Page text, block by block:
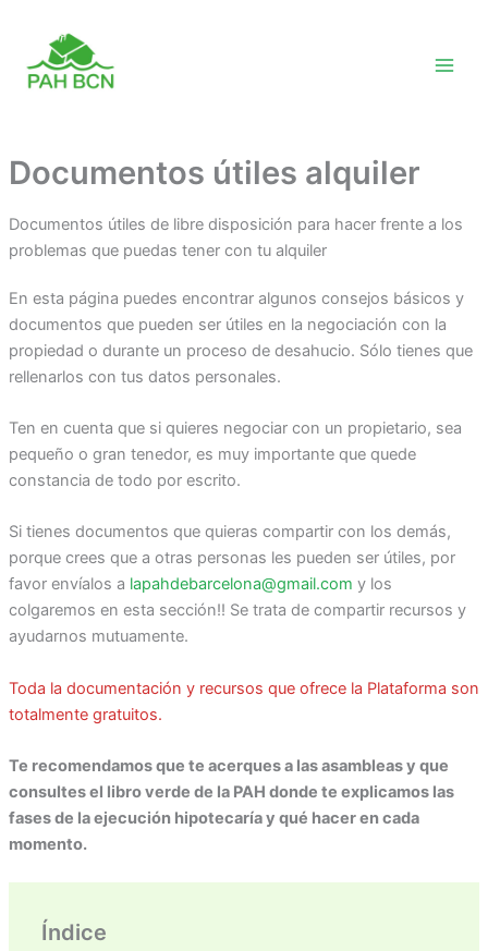
content
Documentos útiles alquiler
Documentos útiles de libre disposición para hacer frente a los
problemas que puedas tener con tu alquiler
En esta página puedes encontrar algunos consejos básicos y
documentos que pueden ser útiles en la negociación con la
propiedad o durante un proceso de desahucio. Sólo tienes que
rellenarlos con tus datos personales.
Ten en cuenta que si quieres negociar con un propietario, sea
pequeño o gran tenedor, es muy importante que quede
constancia de todo por escrito.
Si tienes documentos que quieras compartir con los demás,
porque crees que a otras personas les pueden ser útiles, por
favor envíalos a lapahdebarcelona@gmail.com y los
colgaremos en esta sección!! Se trata de compartir recursos y
ayudarnos mutuamente.
Toda la documentación y recursos que ofrece la Plataforma son
totalmente gratuitos.
Te recomendamos que te acerques a las asambleas y que
consultes el libro verde de la PAH donde te explicamos las
fases de la ejecución hipotecaría y qué hacer en cada
momento.
Índice